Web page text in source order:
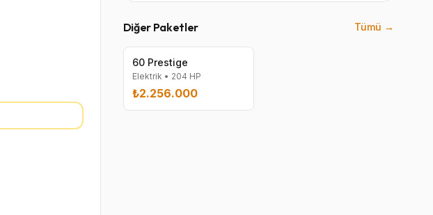
Diğer Paketler Tümü →
60 Prestige
Elektrik • 204 HP
₺2.256.000